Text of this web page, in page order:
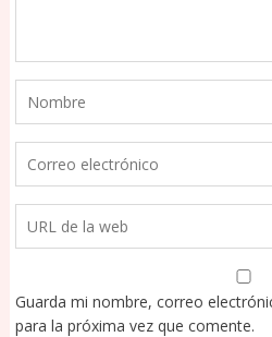
Guarda mi nombre, correo
para la próxima vez que comente.